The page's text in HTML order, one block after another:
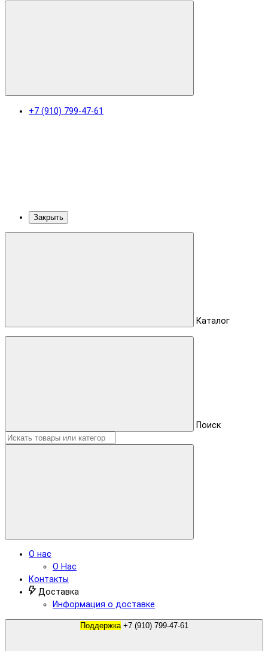
+7 (910) 799-47-61
Закрыть
Каталог
Поиск
О нас
О Нас
Контакты
Доставка
Информация о доставке
Поддержка +7 (910) 799-47-61